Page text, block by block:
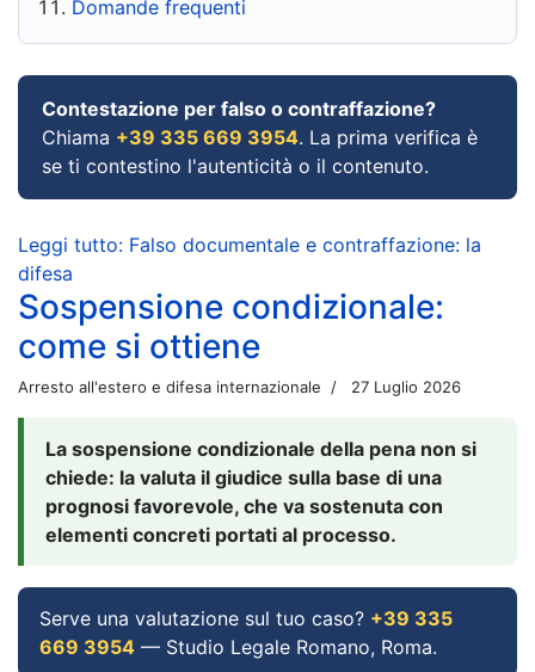
Domande frequenti
Contestazione per falso o contraffazione?
Chiama +39 335 669 3954. La prima verifica è
se ti contestino l'autenticità o il contenuto.
Leggi tutto: Falso documentale e contraffazione: la
difesa
Sospensione condizionale:
come si ottiene
Arresto all'estero e difesa internazionale 27 Luglio 2026
La sospensione condizionale della pena non si
chiede: la valuta il giudice sulla base di una
prognosi favorevole, che va sostenuta con
elementi concreti portati al processo.
Serve una valutazione sul tuo caso? +39 335
669 3954 — Studio Legale Romano, Roma.